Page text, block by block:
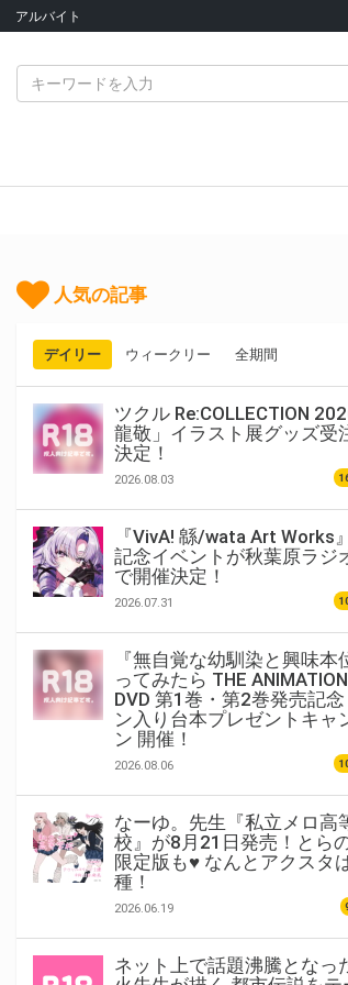
アルバイト
人気の記事
デイリー ウィークリー 全期間
ツクル Re:COLLECTION
龍敬」イラスト展グッズ受
決定！
2026.08.03
『VivA! 緜/wata Art Works
記念イベントが秋葉原ラジ
で開催決定！
2026.07.31
『無自覚な幼馴染と興味本
ってみたら THE ANIMATION
DVD 第1巻・第2巻発売記念
ン入り台本プレゼントキャ
ン 開催！
2026.08.06
なーゆ。先生『私立メロ高
校』が8月21日発売！とら
限定版も♥ なんとアクスタ
種！
2026.06.19
ネット上で話題沸騰となっ